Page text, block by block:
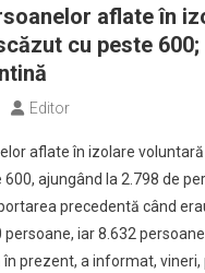
aflate în
cu peste 600;
Editor
aflate în izolare
ajungând la 2.798 de
precedentă când
iar 8.632
prezent, a informat, vineri,